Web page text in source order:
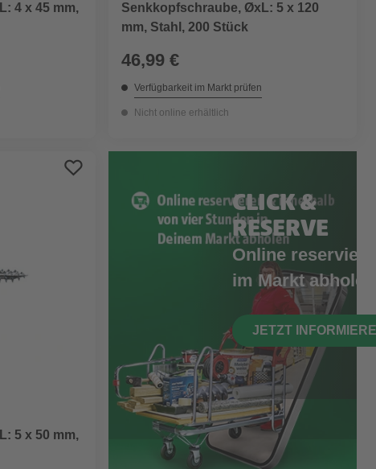
4 x 45 mm,
Senkkopfschraube, ØxL: 5 x 120
mm, Stahl, 200 Stück
46,99 €
Verfügbarkeit im Markt prüfen
Nicht online erhältlich
5 x 50 mm,
CLICK &
RESERVE
Online
im Markt abholen
JETZT